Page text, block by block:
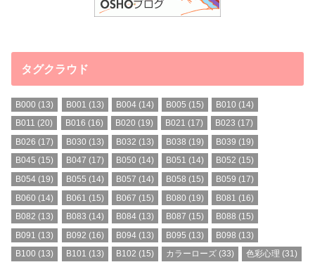
タグクラウド
B000 (13) B001 (13) B004(14) B005 (15) B010 (14)
B011 (20) B016 (16) B020 (19) B021 (17) B023 (17)
B026 (17) B030 (13) B032 (13) B038 (19) B039 (19)
B045 (15) B047 (17) B050 (14) B051 (14) B052 (15)
B054 (19) B055 (14) B057 (14) B058 (15) B059 (17)
B060 (14) B061 (15) B067 (15) B080 (19) B081 (16)
B082 (13) B083 (14) B084(13) B087 (15) B088 (15)
B091 (13) B092 (16) B094(13) B095 (13) B098 (13)
B100 (13) B101 (13) B102 (15) カラーローズ (33) 色彩心理 (31)